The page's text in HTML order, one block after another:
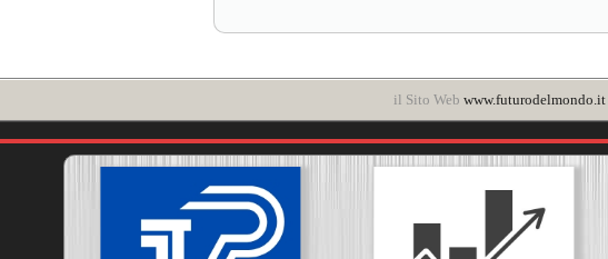
il Sito Web www.futurodelmondo.it